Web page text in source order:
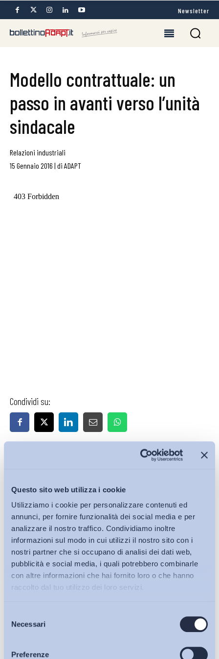
Questo sito web utilizza i cookie
Utilizziamo i cookie per personalizzare contenuti ed
annunci, per fornire funzionalità dei social media e per
analizzare il nostro traffico. Condividiamo inoltre
informazioni sul modo in cui utilizzi il nostro sito con i
nostri partner che si occupano di analisi dei dati web,
pubblicità e social media, i quali potrebbero combinarle
con altre informazioni che hai fornito loro o che hanno
raccolto dal tuo utilizzo dei loro servizi.
delNecessari
Preferenze
Bollettini ADAPT
Articoli
Newsletter
Modello contrattuale: un
passo in avanti verso l’unità
sindacale
Relazioni industriali
15 Gennaio 2016 | di ADAPT
Condividi su:
Iscriviti alla Newsletter